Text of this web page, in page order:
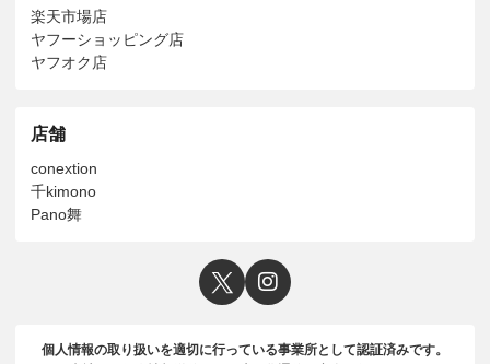
楽天市場店
ヤフーショッピング店
ヤフオク店
店舗
conextion
千kimono
Pano舞
個人情報の取り扱いを適切に行っている事業所として認証済みです。